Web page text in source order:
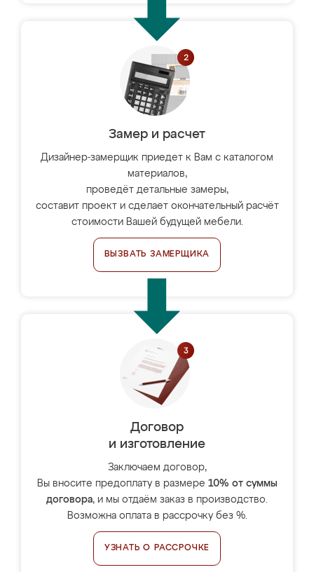
Замер и расчет
Дизайнер-замерщик приедет к Вам с каталогом
материалов,
проведёт детальные замеры,
составит проект и сделает окончательный расчёт
стоимости Вашей будущей мебели.
ВЫЗВАТЬ ЗАМЕРЩИКА
Договор
и изготовление
Заключаем договор,
Вы вносите предоплату в размере 10% от суммы
договора, и мы отдаём заказ в производство.
Возможна оплата в рассрочку без %.
УЗНАТЬ О РАССРОЧКЕ